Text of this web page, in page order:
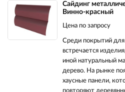
Сайдинг
Винно-красный
Цена по запросу
Среди покрытий для
встречается
иной натуральный
дерево. На рынке
хаусные панели,